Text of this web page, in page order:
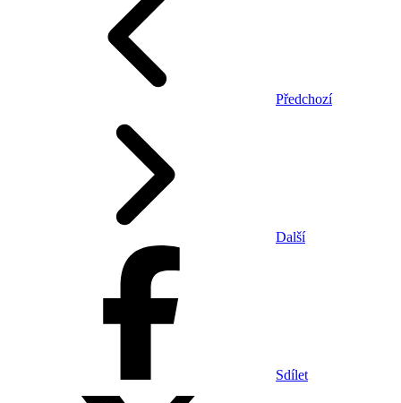
Předchozí
Další
Sdílet